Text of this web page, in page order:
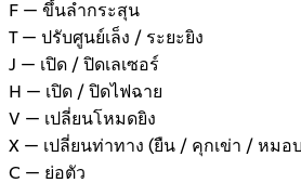
F — ขึ้นลำกระสุน
T — ปรับศูนย์เล็ง / ระยะยิง
J — เปิด / ปิดเลเซอร์
H — เปิด / ปิดไฟฉาย
V — เปลี่ยนโหมดยิง
X — เปลี่ยนท่าทาง (ยืน / คุกเข่า / หมอ
C — ย่อตัว